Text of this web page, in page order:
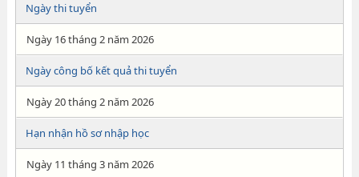
Ngày thi tuyển
Ngày 16 tháng 2 năm 2026
Ngày công bố kết quả thi tuyển
Ngày 20 tháng 2 năm 2026
Hạn nhận hồ sơ nhập học
Ngày 11 tháng 3 năm 2026